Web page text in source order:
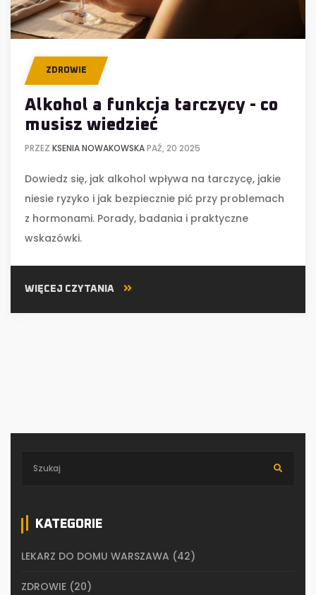
ZDROWIE
Alkohol a funkcja tarczycy - co
musisz wiedzieć
PRZEZ KSENIA NOWAKOWSKAPAŹ, 20 2025
Dowiedz się, jak alkohol wpływa na tarczycę, jakie
niesie ryzyko i jak bezpiecznie pić przy problemach
z hormonami. Porady, badania i praktyczne
wskazówki.
WIĘCEJ CZYTANIA
KATEGORIE
LEKARZ DO DOMU WARSZAWA (42)
ZDROWIE (20)